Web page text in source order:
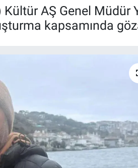
AŞ Genel Müdür
kapsamında